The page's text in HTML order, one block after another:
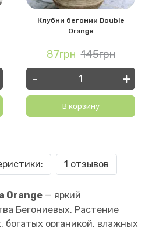
Клубни бегонии Double
Orange
87грн 145грн
- +
В корзину
1 отзывов
Orange — яркий
Бегониевых. Растение
богатых органикой, влажных